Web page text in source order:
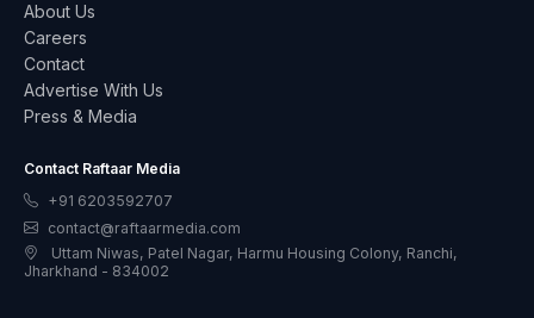
About Us
Careers
Contact
Advertise With Us
Press & Media
Contact Raftaar Media
+91 6203592707
contact@raftaarmedia.com
Uttam Niwas, Patel Nagar, Harmu Housing Colony, Ranchi,
Jharkhand - 834002